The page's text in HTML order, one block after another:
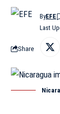
Last
ByEFE
Share